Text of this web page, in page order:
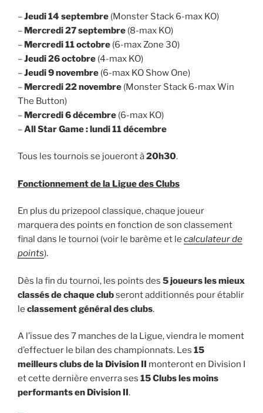
–Jeudi 14 septembre (Monster Stack 6-max KO)
– Mercredi 27 septembre (8-max KO)
– Mercredi 11 octobre (6-max Zone 30)
–Jeudi 26 octobre (4-max KO)
–Jeudi 9 novembre (6-max KO Show One)
– Mercredi 22 novembre (Monster Stack 6-max Win
The Button)
– Mercredi 6 décembre (6-max KO)
–All Star Game : lundi 11 décembre
Tous les tournois se joueront à20h30.
Fonctionnement de la Ligue des Clubs
En plus du prizepool classique, chaque joueur
marquera des points en fonction de son classement
final dans le tournoi (voir le barème et le calculateur de
points).
Dès la fin du tournoi, les points des 5 joueurs les mieux
classés de chaque clubseront additionnés pour établir
le classement général des clubs.
A l’issue des 7 manches de la Ligue, viendra le moment
d’effectuer le bilan des championnats. Les 15
meilleurs clubs de la Division II monteront en Division I
et cette dernière enverra ses 15 Clubs les moins
performants en Division II.